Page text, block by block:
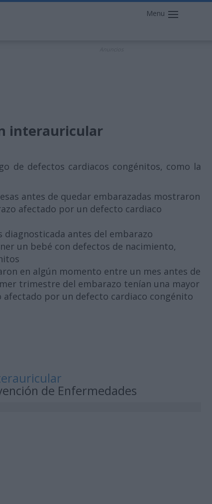
Menu
interauricular
de defectos cardiacos congénitos, como la
antes de quedar embarazadas mostraron
afectado por un defecto cardiaco
diagnosticada antes del embarazo
un bebé con defectos de nacimiento,
en algún momento entre un mes antes de
trimestre del embarazo tenían una mayor
por un defecto cardiaco congénito
de Enfermedades